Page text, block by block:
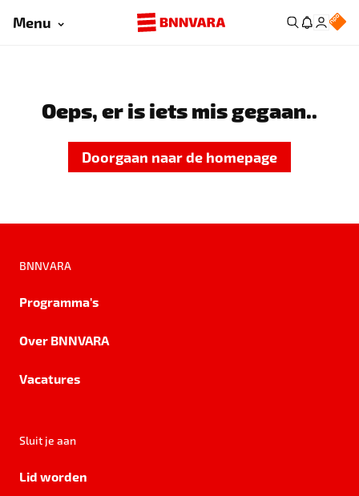
Menu
Oeps, er is iets mis gegaan..
Doorgaan naar de homepage
BNNVARA
Programma's
Over BNNVARA
Vacatures
Sluit je aan
Lid worden